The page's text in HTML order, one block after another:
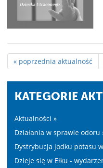
« poprzednia aktualność
KATEGORIE
Aktualności »
Działania w sprawie odoru
Dystrybucja jodku potasu w
Dzieje się w Ełku -